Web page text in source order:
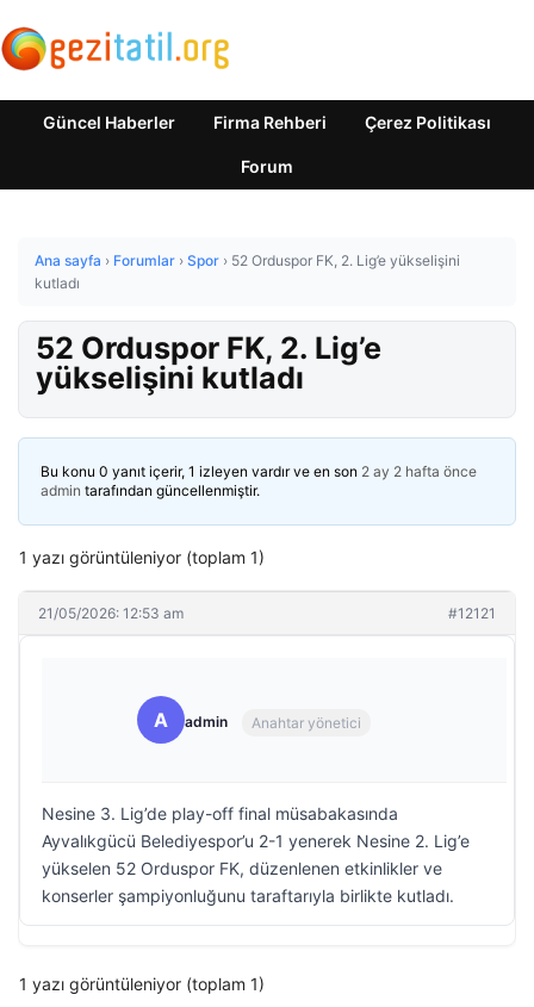
Güncel Haberler Firma Rehberi Çerez Politikası
Forum
Ana sayfa › Forumlar › Spor › 52 Orduspor FK, 2. Lig’e yükselişini
kutladı
52 Orduspor FK, 2. Lig’e
yükselişini kutladı
Bu konu 0 yanıt içerir, 1 izleyen vardır ve en son 2 ay 2 hafta önce
admin tarafından güncellenmiştir.
1 yazı görüntüleniyor (toplam 1)
21/05/2026: 12:53 am #12121
A admin Anahtar yönetici
Nesine 3. Lig’de play-off final müsabakasında
Ayvalıkgücü Belediyespor’u 2-1 yenerek Nesine 2. Lig’e
yükselen 52 Orduspor FK, düzenlenen etkinlikler ve
konserler şampiyonluğunu taraftarıyla birlikte kutladı.
1 yazı görüntüleniyor (toplam 1)